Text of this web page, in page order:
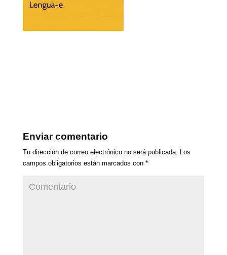
Enviar comentario
Tu dirección de correo electrónico no será publicada. Los
campos obligatorios están marcados con *